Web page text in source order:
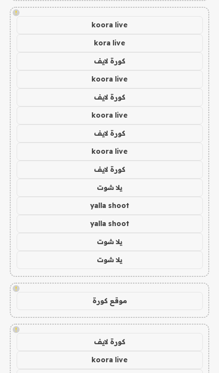
!
koora live
kora live
كورة لايف
koora live
كورة لايف
koora live
كورة لايف
koora live
كورة لايف
يلا شوت
yalla shoot
yalla shoot
يلا شوت
يلا شوت
!
موقع كورة
!
كورة لايف
koora live